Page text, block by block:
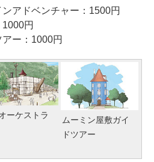
アドベンチャー：1500円
円
アー：1000円
ーケストラ
ムーミン屋敷ガイ
ドツアー